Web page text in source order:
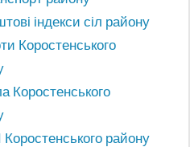
індекси сіл району
Коростенського
Коростенського
Коростенського району